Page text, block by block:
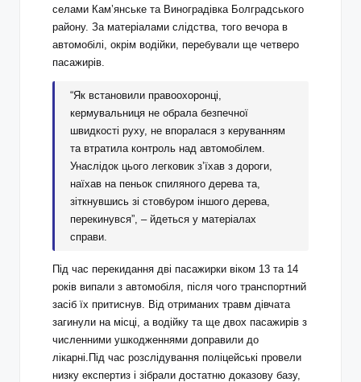
селами Кам’янське та Виноградівка Болградського
району. За матеріалами слідства, того вечора в
автомобілі, окрім водійки, перебували ще четверо
пасажирів.
“Як встановили правоохоронці,
кермувальниця не обрала безпечної
швидкості руху, не впоралася з керуванням
та втратила контроль над автомобілем.
Унаслідок цього легковик з’їхав з дороги,
наїхав на пеньок спиляного дерева та,
зіткнувшись зі стовбуром іншого дерева,
перекинувся”, – йдеться у матеріалах
справи.
Під час перекидання дві пасажирки віком 13 та 14
років випали з автомобіля, після чого транспортний
засіб їх притиснув. Від отриманих травм дівчата
загинули на місці, а водійку та ще двох пасажирів з
численними ушкодженнями доправили до
лікарні.Під час розслідування поліцейські провели
низку експертиз і зібрали достатню доказову базу,